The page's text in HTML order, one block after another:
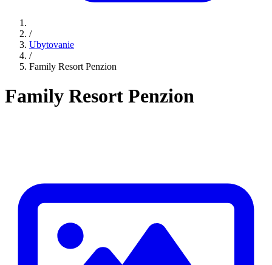
/
Ubytovanie
/
Family Resort Penzion
Family Resort Penzion